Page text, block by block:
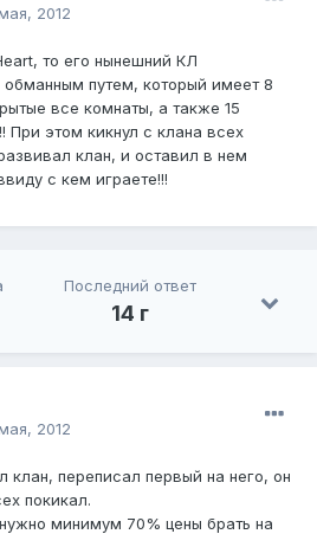
2012
то его нынешний КЛ
путем, который имеет 8
все комнаты, а также 15
При этом кикнул с клана всех
клан, и оставил в нем
с кем играете!!!
Последний ответ
14 г
2012
клан, переписал первый на него, он
покикал.
минимум 70% цены брать на